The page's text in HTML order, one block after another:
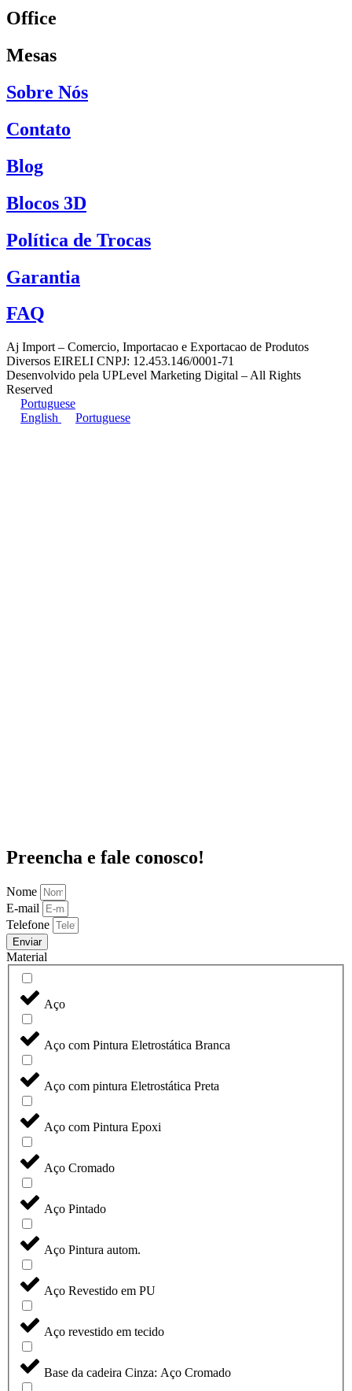
Office
Mesas
Sobre Nós
Contato
Blog
Blocos 3D
Política de Trocas
Garantia
FAQ
Aj Import – Comercio, Importacao e Exportacao de Produtos
Diversos EIRELI CNPJ: 12.453.146/0001-71
Desenvolvido pela UPLevel Marketing Digital – All Rights
Reserved
Portuguese
English
Portuguese
Preencha e fale conosco!
Nome
E-mail
Telefone
Enviar
Material
Aço
Aço com Pintura Eletrostática Branca
Aço com pintura Eletrostática Preta
Aço com Pintura Epoxi
Aço Cromado
Aço Pintado
Aço Pintura autom.
Aço Revestido em PU
Aço revestido em tecido
Base da cadeira Cinza: Aço Cromado